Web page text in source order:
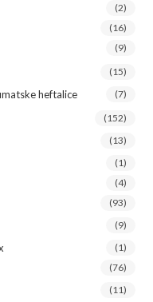
(2)
(16)
(9)
(15)
heftalice (7)
(152)
(13)
(1)
(4)
(93)
(9)
(1)
(76)
(11)